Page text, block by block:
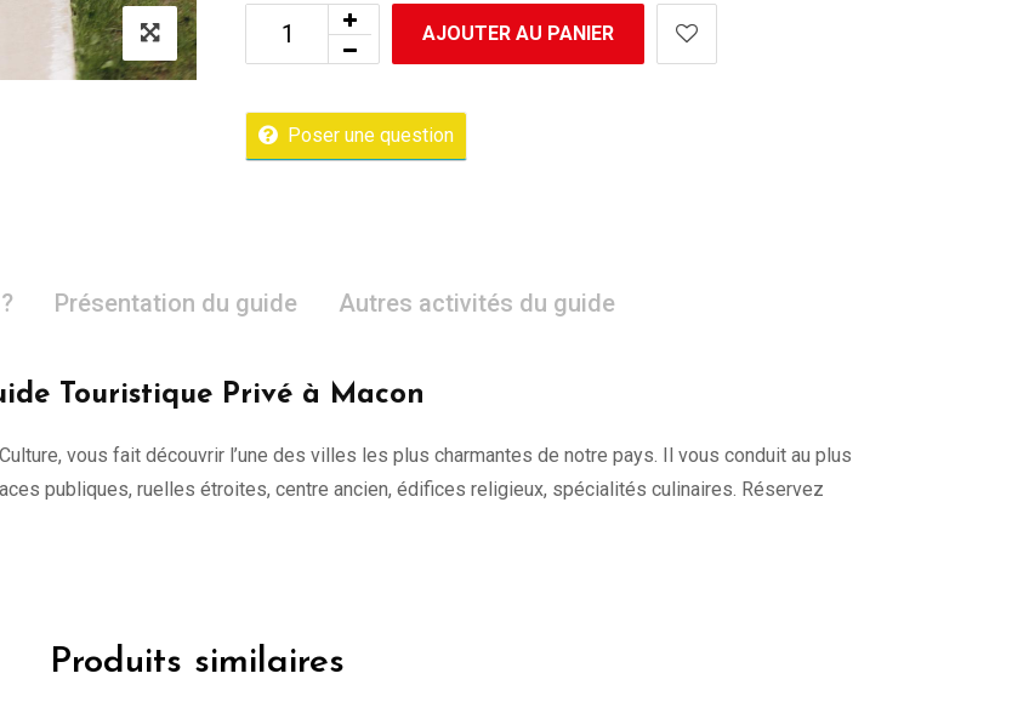
AJOUTER AU PANIER
Poser une question
Présentation du guide Autres activités du guide
Touristique Privé à Macon
vous fait découvrir l’une des villes les plus charmantes de notre pays. Il vous conduit au plus
publiques, ruelles étroites, centre ancien, édifices religieux, spécialités culinaires. Réservez
Produits similaires